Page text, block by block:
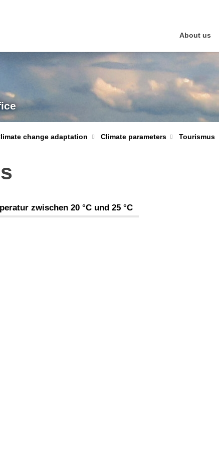
About us
change adaptation Climate parameters Tourismus
zwischen 20 °C und 25 °C